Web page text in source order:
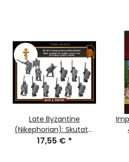
Late Byzantine
(Nikephorian): Skutatoi
Spearmen
17,55 € *